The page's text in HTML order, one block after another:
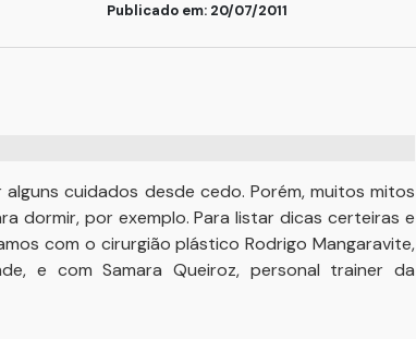
Publicado em: 20/07/2011
cuidados desde cedo. Porém, muitos mitos
dormir, por exemplo. Para listar dicas certeiras e
com o cirurgião plástico Rodrigo Mangaravite,
e com Samara Queiroz, personal trainer da